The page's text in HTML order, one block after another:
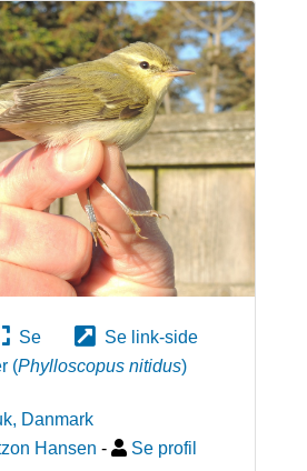
Se
Se link-side
(Phylloscopus nitidus)
, Danmark
Hansen - Se profil